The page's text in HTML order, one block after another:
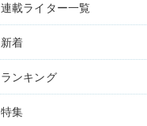
連載ライター一覧
新着
ランキング
特集